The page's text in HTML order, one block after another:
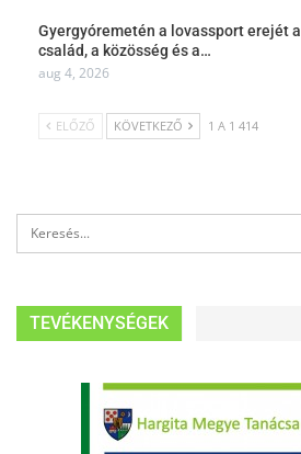
Gyergyóremetén a lovassport erejét a
család, a közösség és a…
aug 4, 2026
ELŐZŐ KÖVETKEZŐ 1 A 1 414
TEVÉKENYSÉGEK